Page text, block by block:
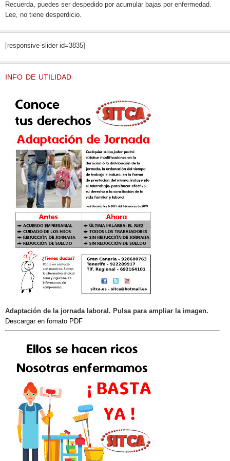
Recuerda, puedes ser despedido por acumular bajas por enfermedad.
Lee, no tiene desperdicio.
[responsive-slider id=3835]
INFO DE UTILIDAD
Adaptación de la jornada laboral. Pulsa para ampliar la imagen.
Descargar en fomato PDF